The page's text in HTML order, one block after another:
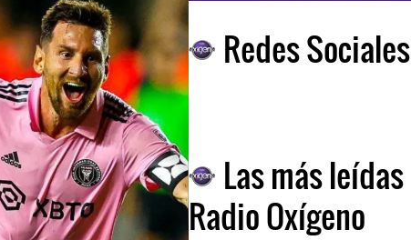
Redes Sociales
Las más leídas
Radio Oxígeno